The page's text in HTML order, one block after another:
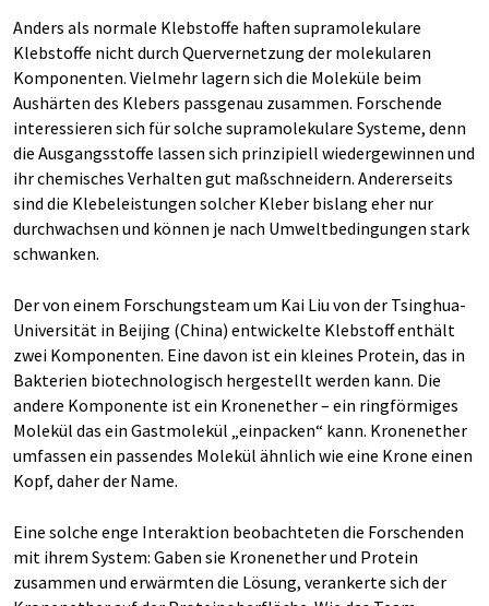
Anders als normale Klebstoffe haften supramolekulare
Klebstoffe nicht durch Quervernetzung der molekularen
Komponenten. Vielmehr lagern sich die Moleküle beim
Aushärten des Klebers passgenau zusammen. Forschende
interessieren sich für solche supramolekulare Systeme, denn
die Ausgangsstoffe lassen sich prinzipiell wiedergewinnen und
ihr chemisches Verhalten gut maßschneidern. Andererseits
sind die Klebeleistungen solcher Kleber bislang eher nur
durchwachsen und können je nach Umweltbedingungen stark
schwanken.
Der von einem Forschungsteam um Kai Liu von der Tsinghua-
Universität in Beijing (China) entwickelte Klebstoff enthält
zwei Komponenten. Eine davon ist ein kleines Protein, das in
Bakterien biotechnologisch hergestellt werden kann. Die
andere Komponente ist ein Kronenether – ein ringförmiges
Molekül das ein Gastmolekül „einpacken“ kann. Kronenether
umfassen ein passendes Molekül ähnlich wie eine Krone einen
Kopf, daher der Name.
Eine solche enge Interaktion beobachteten die Forschenden
mit ihrem System: Gaben sie Kronenether und Protein
zusammen und erwärmten die Lösung, verankerte sich der